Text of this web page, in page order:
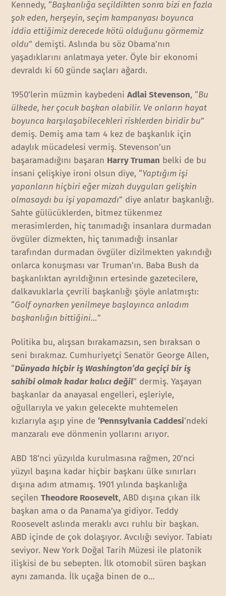
Kennedy, “Başkanlığa seçildikten sonra bizi en fazla
şok eden, herşeyin, seçim kampanyası boyunca
iddia ettiğimiz derecede kötü olduğunu görmemiz
oldu” demişti. Aslında bu söz Obama’nın
yaşadıklarını anlatmaya yeter. Öyle bir ekonomi
devraldı ki 60 günde saçları ağardı.
1950’lerin müzmin kaybedeniAdlai Stevenson, “Bu
ülkede, her çocuk başkan olabilir. Ve onların hayat
boyunca karşılaşabilecekleri risklerden biridir bu”
demiş. Demiş ama tam 4 kez de başkanlık için
adaylık mücadelesi vermiş. Stevenson’un
başaramadığını başaran Harry Truman belki de bu
insani çelişkiye ironi olsun diye, “Yaptığım işi
yapanların hiçbiri eğer mizah duyguları gelişkin
olmasaydı bu işi yapamazdı” diye anlatır başkanlığı.
Sahte gülücüklerden, bitmez tükenmez
merasimlerden, hiç tanımadığı insanlara durmadan
övgüler dizmekten, hiç tanımadığı insanlar
tarafından durmadan övgüler dizilmekten yakındığı
onlarca konuşması var Truman’ın. Baba Bush da
başkanlıktan ayrıldığının ertesinde gazetecilere,
dalkavuklarla çevrili başkanlığı şöyle anlatmıştı:
“Golf oynarken yenilmeye başlayınca anladım
başkanlığın bittiğini…”
Politika bu, alışsan bırakamazsın, sen bıraksan o
seni bırakmaz. Cumhuriyetçi Senatör George Allen,
“Dünyada hiçbir iş Washington’da geçiçi bir iş
sahibi olmak kadar kalıcı değil” dermiş. Yaşayan
başkanlar da anayasal engelleri, eşleriyle,
oğullarıyla ve yakın gelecekte muhtemelen
kızlarıyla aşıp yine de‘Pennsylvania Caddesi‘ndeki
manzaralı eve dönmenin yollarını arıyor.
ABD 18’nci yüzyılda kurulmasına rağmen, 20’nci
yüzyıl başına kadar hiçbir başkanı ülke sınırları
dışına adım atmamış. 1901 yılında başkanlığa
seçilenTheodore Roosevelt, ABD dışına çıkan ilk
başkan ama o da Panama’ya gidiyor. Teddy
Roosevelt aslında meraklı avcı ruhlu bir başkan.
ABD içinde de çok dolaşıyor. Avcılığı seviyor. Tabiatı
seviyor. New York Doğal Tarih Müzesi ile platonik
ilişkisi de bu sebepten. İlk otomobil süren başkan
aynı zamanda. İlk uçağa binen de o…